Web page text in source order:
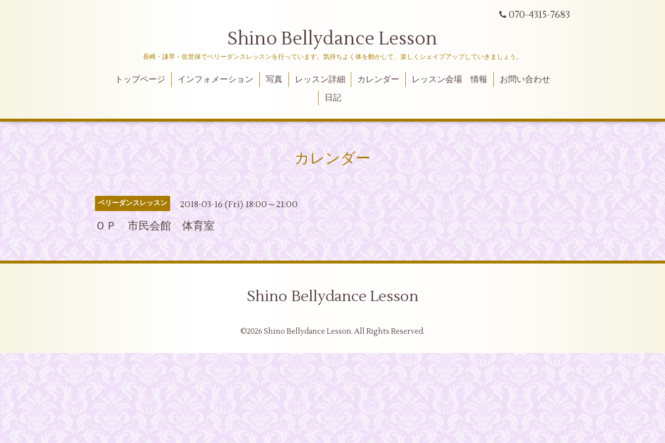
070-4315-7683
Shino Bellydance Lesson
長崎・諌早・佐世保でベリーダンスレッスンを行っています。気持ちよく体を動かして、楽しくシェイプアップしていきましょう。
トップページ インフォメーション 写真 レッスン詳細 カレンダー レッスン会場 情報
お問い合わせ
日記
カレンダー
ベリーダンスレッスン 2018-03-16 (Fri) 18:00～21:00
ＯＰ 市民会館 体育室
Shino Bellydance Lesson
©2026 Shino Bellydance Lesson. All Rights Reserved.